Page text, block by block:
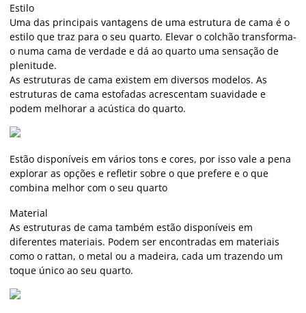
Estilo
Uma das principais vantagens de uma estrutura de cama é o
estilo que traz para o seu quarto. Elevar o colchão transforma-
o numa cama de verdade e dá ao quarto uma sensação de
plenitude.
As estruturas de cama existem em diversos modelos. As
estruturas de cama estofadas acrescentam suavidade e
podem melhorar a acústica do quarto.
Estão disponíveis em vários tons e cores, por isso vale a pena
explorar as opções e refletir sobre o que prefere e o que
combina melhor com o seu quarto
Material
As estruturas de cama também estão disponíveis em
diferentes materiais. Podem ser encontradas em materiais
como o rattan, o metal ou a madeira, cada um trazendo um
toque único ao seu quarto.